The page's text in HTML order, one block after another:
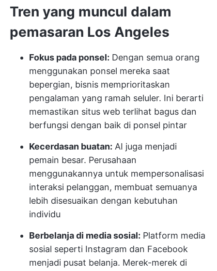
Tren yang muncul dalam
pemasaran Los Angeles
Fokus pada ponsel: Dengan semua orang
menggunakan ponsel mereka saat
bepergian, bisnis memprioritaskan
pengalaman yang ramah seluler. Ini berarti
memastikan situs web terlihat bagus dan
berfungsi dengan baik di ponsel pintar
Kecerdasan buatan: AI juga menjadi
pemain besar. Perusahaan
menggunakannya untuk mempersonalisasi
interaksi pelanggan, membuat semuanya
lebih disesuaikan dengan kebutuhan
individu
Berbelanja di media sosial: Platform media
sosial seperti Instagram dan Facebook
menjadi pusat belanja. Merek-merek di